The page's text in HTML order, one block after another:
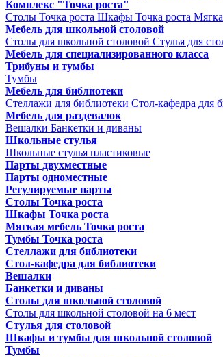
Комплекс "Точка роста"
Столы Точка роста Шкафы Точка роста
Мебель для школьной столовой
Столы для школьной столовой Стулья для
Мебель для специализированного класса
Трибуны и тумбы
Тумбы
Мебель для библиотеки
Стеллажи для библиотеки Стол-кафедра для
Мебель для раздевалок
Вешалки Банкетки и диваны
Школьные стулья
Школьные стулья пластиковые
Парты двухместные
Парты одноместные
Регулируемые парты
Столы Точка роста
Шкафы Точка роста
Мягкая мебель Точка роста
Тумбы Точка роста
Стеллажи для библиотеки
Стол-кафедра для библиотеки
Вешалки
Банкетки и диваны
Столы для школьной столовой
Столы для школьной столовой на 6 мест
Стулья для столовой
Шкафы и тумбы для школьной столовой
Тумбы